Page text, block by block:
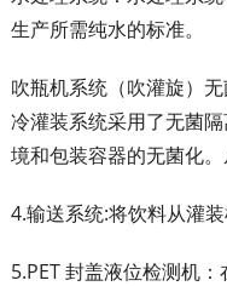
生产所需纯水的标准。
吹瓶机系统（吹灌旋）
冷灌装系统采用了无菌
境和包装容器的无菌化
4.输送系统:将饮料从灌装
5.PET 封盖液位检测机